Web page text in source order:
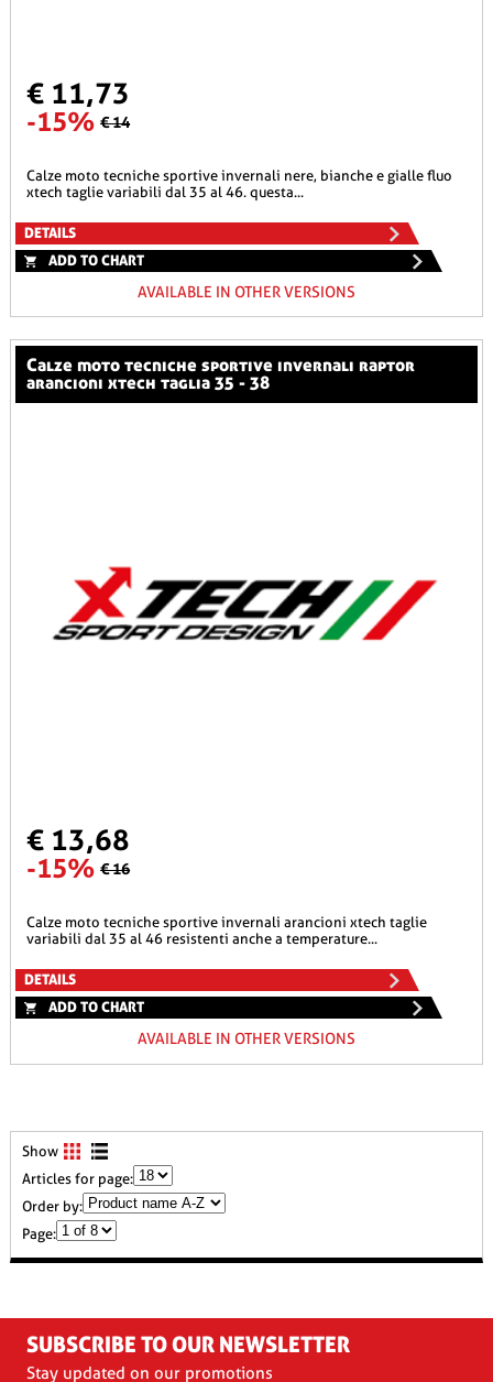
€ 11,73
-15% € 14
calze moto tecniche sportive invernali nere, bianche e gialle fluo
xtech taglie variabili dal 35 al 46. questa...
DETAILS
ADD TO CHART
AVAILABLE IN OTHER VERSIONS
calze moto tecniche sportive invernali raptor
arancioni xtech taglia 35 - 38
€ 13,68
-15% € 16
calze moto tecniche sportive invernali arancioni xtech taglie
variabili dal 35 al 46 resistenti anche a temperature...
DETAILS
ADD TO CHART
AVAILABLE IN OTHER VERSIONS
Show
Articles for page:
Order by:
Page:
SUBSCRIBE TO OUR NEWSLETTER
Stay updated on our promotions